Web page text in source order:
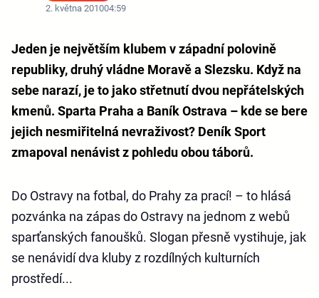
2. května 201004:59
Jeden je největším klubem v západní polovině
republiky, druhý vládne Moravě a Slezsku. Když na
sebe narazí, je to jako střetnutí dvou nepřátelských
kmenů. Sparta Praha a Baník Ostrava – kde se bere
jejich nesmiřitelná nevraživost? Deník Sport
zmapoval nenávist z pohledu obou táborů.
Do Ostravy na fotbal, do Prahy za prací! – to hlásá
pozvánka na zápas do Ostravy na jednom z webů
sparťanských fanoušků. Slogan přesně vystihuje, jak
se nenávidí dva kluby z rozdílných kulturních
prostředí...